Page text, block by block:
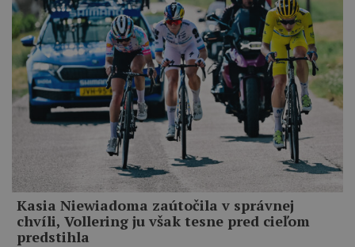
Kasia Niewiadoma zaútočila v správnej
chvíli, Vollering ju však tesne pred cieľom
predstihla